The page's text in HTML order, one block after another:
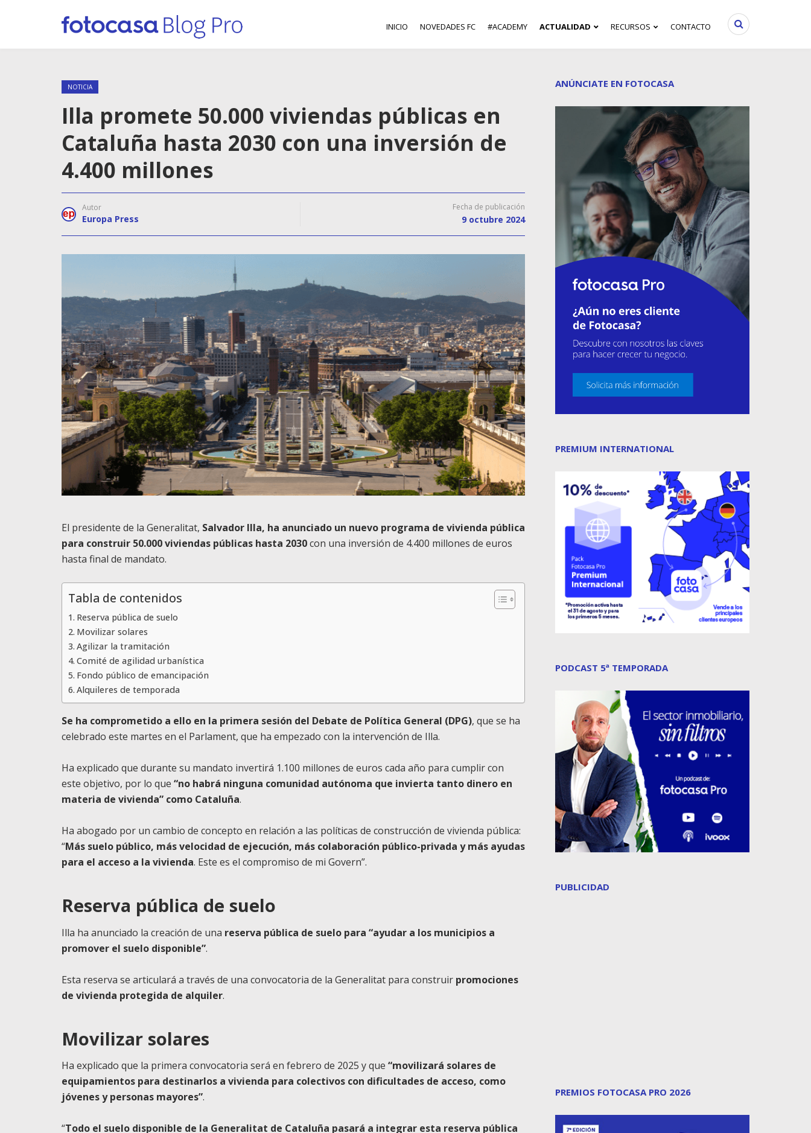
INICIO NOVEDADES FC #ACADEMY ACTUALIDAD RECURSOS CONTACTO
NOTICIA
Illa promete 50.000 viviendas públicas en
Cataluña hasta 2030 con una inversión de
4.400 millones
Autor
Europa Press
Fecha de publicación
9 octubre 2024
El presidente de la Generalitat, Salvador Illa, ha anunciado un nuevo programa de vivienda pública
para construir 50.000 viviendas públicas hasta 2030con una inversión de 4.400 millones de euros
hasta final de mandato.
Tabla de contenidos
Reserva pública de suelo
Movilizar solares
Agilizar la tramitación
Comité de agilidad urbanística
Fondo público de emancipación
Alquileres de temporada
Se ha comprometido a ello en la primera sesión del Debate de Política General (DPG), que se ha
celebrado este martes en el Parlament, que ha empezado con la intervención de Illa.
Ha explicado que durante su mandato invertirá 1.100 millones de euros cada año para cumplir con
este objetivo, por lo que “no habrá ninguna comunidad autónoma que invierta tanto dinero en
materia de vivienda” como Cataluña.
Ha abogado por un cambio de concepto en relación a las políticas de construcción de vivienda pública:
“Más suelo público, más velocidad de ejecución, más colaboración público-privada y más ayudas
para el acceso a la vivienda. Este es el compromiso de mi Govern”.
Reserva pública de suelo
Illa ha anunciado la creación de una reserva pública de suelo para “ayudar a los municipios a
promover el suelo disponible”.
Esta reserva se articulará a través de una convocatoria de la Generalitat para construir promociones
de vivienda protegida de alquiler.
Movilizar solares
Ha explicado que la primera convocatoria será en febrero de 2025 y que “movilizará solares de
equipamientos para destinarlos a vivienda para colectivos con dificultades de acceso, como
jóvenes y personas mayores”.
“Todo el suelo disponible de la Generalitat de Cataluña pasará a integrar esta reserva pública
ANÚNCIATE EN FOTOCASA
PREMIUM INTERNATIONAL
PODCAST 5ª TEMPORADA
PUBLICIDAD
PREMIOS FOTOCASA PRO 2026